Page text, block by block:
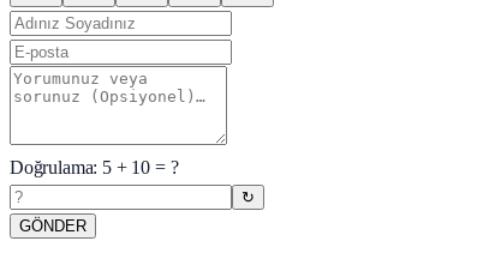
Doğrulama: 5+ 10 = ?
↻
GÖNDER